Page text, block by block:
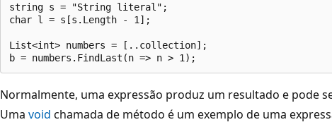
string s = "String literal";
char l = s[s.Length - 1];
List<int> numbers = [..collection];
Normalmente, uma expressão produz um resultado e pode
Uma void chamada de método é um exemplo de uma